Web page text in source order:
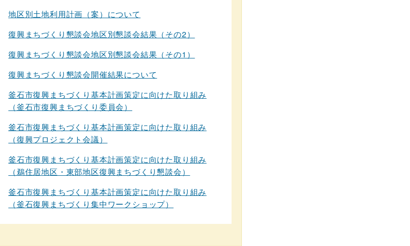
地区別土地利用計画（案）について
復興まちづくり懇談会地区別懇談会結果（その2）
復興まちづくり懇談会地区別懇談会結果（その1）
復興まちづくり懇談会開催結果について
釜石市復興まちづくり基本計画策定に向けた取り組み
（釜石市復興まちづくり委員会）
釜石市復興まちづくり基本計画策定に向けた取り組み
（復興プロジェクト会議）
釜石市復興まちづくり基本計画策定に向けた取り組み
（鵜住居地区・東部地区復興まちづくり懇談会）
釜石市復興まちづくり基本計画策定に向けた取り組み
（釜石復興まちづくり集中ワークショップ）